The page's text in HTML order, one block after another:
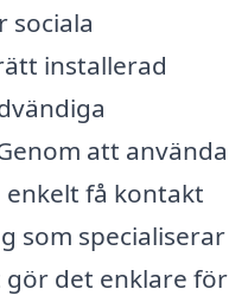
sociala
installerad
att använda
få kontakt
som specialiserar
gör det enklare för